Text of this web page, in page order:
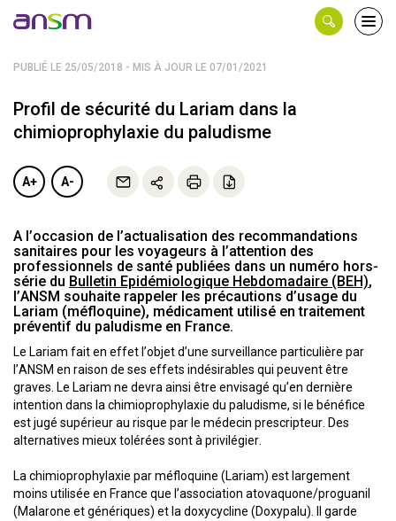
PUBLIÉ LE 25/05/2018 - MIS À JOUR LE 07/01/2021
Profil de sécurité du Lariam dans la
chimioprophylaxie du paludisme
A+ A-
A l’occasion de l’actualisation des recommandations
sanitaires pour les voyageurs à l’attention des
professionnels de santé publiées dans un numéro hors-
série du Bulletin Epidémiologique Hebdomadaire (BEH),
l’ANSM souhaite rappeler les précautions d’usage du
Lariam (méfloquine), médicament utilisé en traitement
préventif du paludisme en France.
Le Lariam fait en effet l’objet d’une surveillance particulière par
l’ANSM en raison de ses effets indésirables qui peuvent être
graves. Le Lariam ne devra ainsi être envisagé qu’en dernière
intention dans la chimioprophylaxie du paludisme, si le bénéfice
est jugé supérieur au risque par le médecin prescripteur. Des
alternatives mieux tolérées sont à privilégier.
La chimioprophylaxie par méfloquine (Lariam) est largement
moins utilisée en France que l’association atovaquone/proguanil
(Malarone et génériques) et la doxycycline (Doxypalu). Il garde